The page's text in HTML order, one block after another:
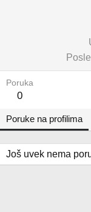
Poruka
0
Poruke na profilima
Još uvek nema